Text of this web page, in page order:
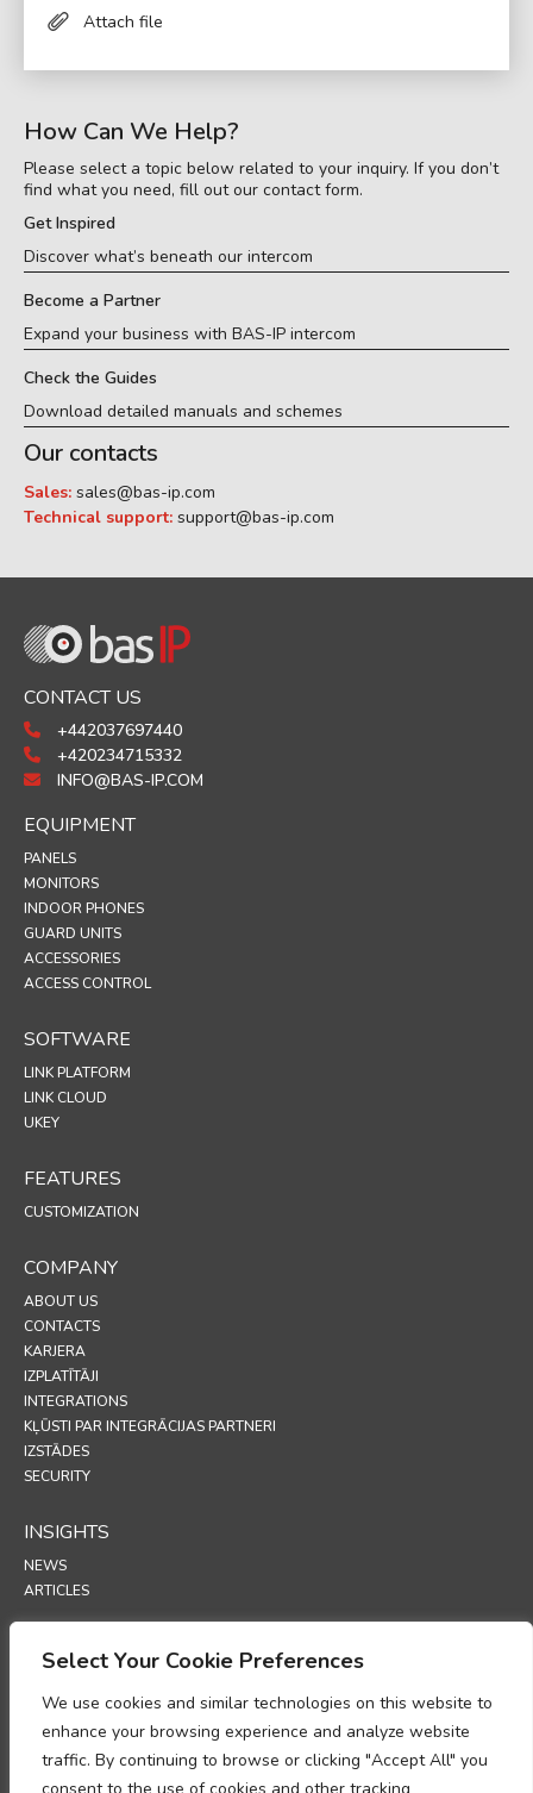
Select Your Cookie Preferences
We use cookies and similar technologies on this website to
enhance your browsing experience and analyze website
traffic. By continuing to browse or clicking "Accept All" you
Attach file
How Can We Help?
Please select a topic below related to your inquiry. If you don’t
find what you need, fill out our contact form.
Get Inspired
Discover what’s beneath our intercom
Become a Partner
Expand your business with BAS-IP intercom
Check the Guides
Download detailed manuals and schemes
Our contacts
Sales: sales@bas-ip.com
Technical support: support@bas-ip.com
CONTACT US
+442037697440
+420234715332
INFO@BAS-IP.COM
EQUIPMENT
PANELS
MONITORS
INDOOR PHONES
GUARD UNITS
ACCESSORIES
ACCESS CONTROL
SOFTWARE
LINK PLATFORM
LINK CLOUD
UKEY
FEATURES
CUSTOMIZATION
COMPANY
ABOUT US
CONTACTS
KARJERA
IZPLATĪTĀJI
INTEGRATIONS
KĻŪSTI PAR INTEGRĀCIJAS PARTNERI
IZSTĀDES
SECURITY
INSIGHTS
NEWS
ARTICLES
SUPPORT
POLICIES
PRIVĀTUMA POLITIKA